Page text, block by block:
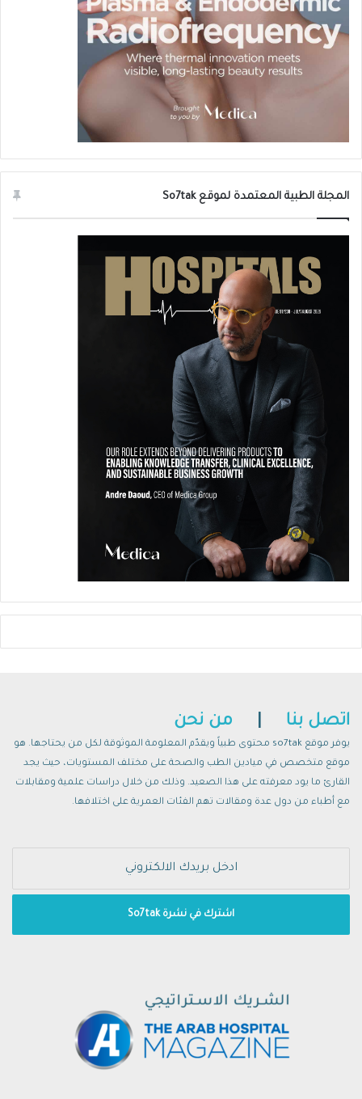
المجلة الطبية المعتمدة لموقع So7tak
اتصل بنا من نحن
يوفر موقع so7tak محتوى طبياً ويقدّم المعلومة الموثوقة لكل من يحتاجها. هو
موقع متخصص في ميادين الطب والصحة على مختلف المستويات، حيث يجد
القارئ ما يود معرفته على هذا الصعيد. وذلك من خلال دراسات علمية ومقابلات
مع أطباء من دول عدة ومقالات تهم الفئات العمرية على اختلافها.